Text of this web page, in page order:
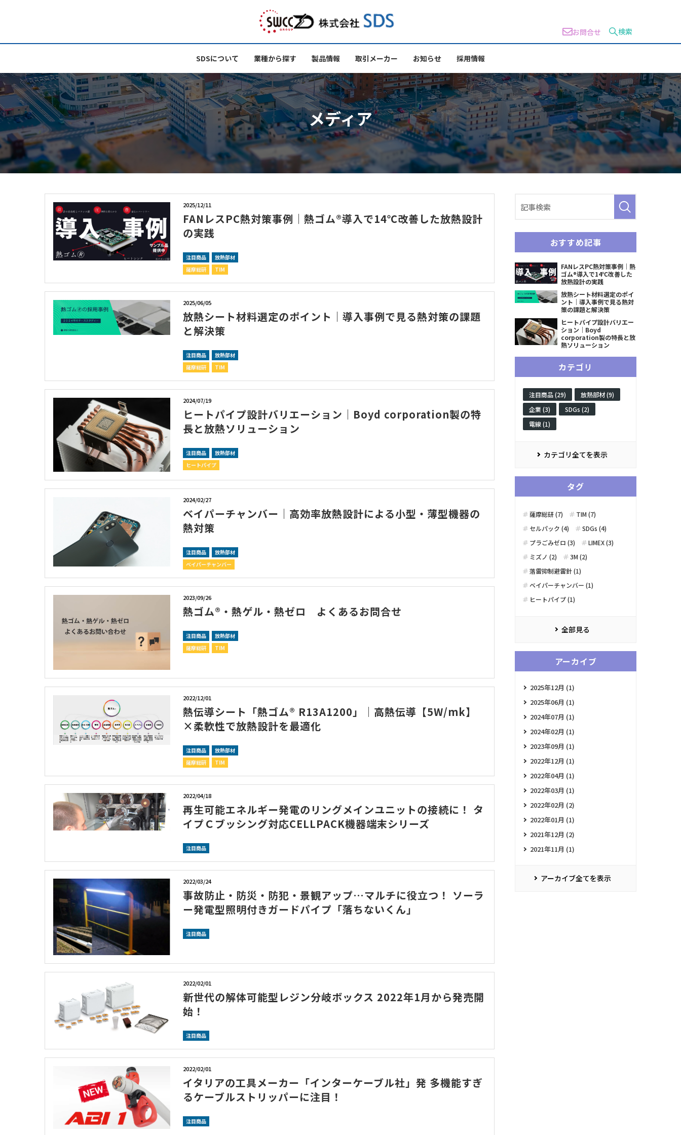
お問合せ 検索
SDSについて 業種から探す 製品情報 取引メーカー お知らせ 採用情報
メディア
2025/12/11
FANレスPC熱対策事例｜熱ゴム®導入で14℃改善した放熱設計
の実践
注目商品
放熱部材
薩摩総研
TIM
2025/06/05
放熱シート材料選定のポイント｜導入事例で見る熱対策の課題
と解決策
注目商品
放熱部材
薩摩総研
TIM
2024/07/19
ヒートパイプ設計バリエーション｜Boyd corporation製の特
長と放熱ソリューション
注目商品
放熱部材
ヒートパイプ
2024/02/27
ベイパーチャンバー｜高効率放熱設計による小型・薄型機器の
熱対策
注目商品
放熱部材
ベイパーチャンバー
2023/09/26
熱ゴム®・熱ゲル・熱ゼロ よくあるお問合せ
注目商品
放熱部材
薩摩総研
TIM
2022/12/01
熱伝導シート「熱ゴム® R13A1200」｜高熱伝導【5W/mk】
×柔軟性で放熱設計を最適化
注目商品
放熱部材
薩摩総研
TIM
2022/04/18
再生可能エネルギー発電のリングメインユニットの接続に！ タ
イプＣブッシング対応CELLPACK機器端末シリーズ
注目商品
2022/03/24
事故防止・防災・防犯・景観アップ…マルチに役立つ！ ソーラ
ー発電型照明付きガードパイプ「落ちないくん」
注目商品
2022/02/01
新世代の解体可能型レジン分岐ボックス 2022年1月から発売開
始！
注目商品
2022/02/01
イタリアの工具メーカー「インターケーブル社」発 多機能すぎ
るケーブルストリッパーに注目！
注目商品
おすすめ記事
FANレスPC熱対策事例｜熱
ゴム®導入で14℃改善した
放熱設計の実践
放熱シート材料選定のポイ
ント｜導入事例で見る熱対
策の課題と解決策
ヒートパイプ設計バリエー
ション｜Boyd
corporation製の特長と放
熱ソリューション
カテゴリ
注目商品 (29)
放熱部材 (9)
企業 (3)
SDGs (2)
電線 (1)
カテゴリ全てを表示
タグ
薩摩総研 (7)
TIM (7)
セルパック (4)
SDGs (4)
プラごみゼロ (3)
LIMEX (3)
ミズノ (2)
3M (2)
落雷抑制避雷針 (1)
ベイパーチャンバー (1)
ヒートパイプ (1)
全部見る
アーカイブ
2025年12月 (1)
2025年06月 (1)
2024年07月 (1)
2024年02月 (1)
2023年09月 (1)
2022年12月 (1)
2022年04月 (1)
2022年03月 (1)
2022年02月 (2)
2022年01月 (1)
2021年12月 (2)
2021年11月 (1)
アーカイブ全てを表示